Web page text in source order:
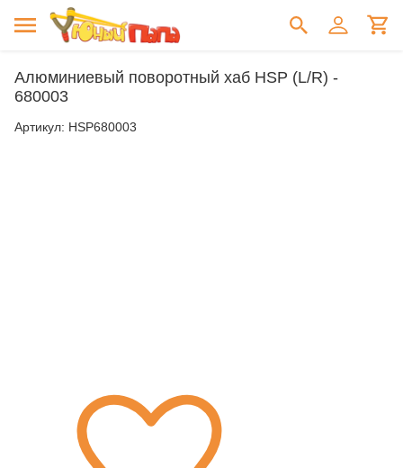
Алюминиевый поворотный хаб HSP (L/R) -
680003
Артикул: HSP680003